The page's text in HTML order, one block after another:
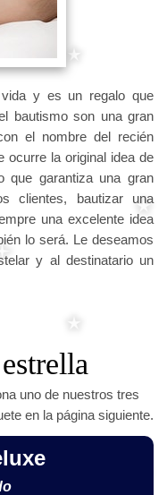
y es un regalo que
bautismo son una gran
el nombre del recién
ocurre la original idea de
que garantiza una gran
clientes, bautizar una
una excelente idea
lo será. Le deseamos
y al destinatario un
uno de nuestros tres
en la página siguiente.